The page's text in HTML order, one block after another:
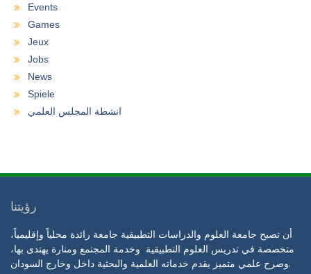
Events
Games
Jeux
Jobs
News
Spiele
انشطة المجلس العلمي
رؤيتنا
أن تصبح جامعة العلوم والدراسات التطبيقية جامعة رائدة محلياً وإقليمياً،
متخصصة في تدريس العلوم التطبيقية وخدمة المجتمع ومنارة يهتدى بها،
وصرح علمي متميز يقدم خدماته العلمية والبحثية داخل وخارج السودان.